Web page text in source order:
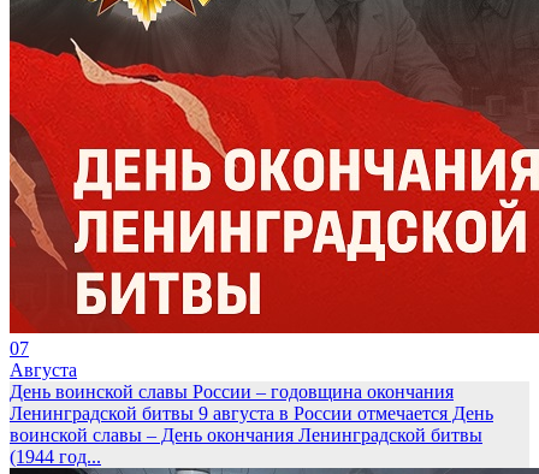
07
Августа
День воинской славы России – годовщина окончания
Ленинградской битвы 9 августа в России отмечается День
воинской славы – День окончания Ленинградской битвы
(1944 год...